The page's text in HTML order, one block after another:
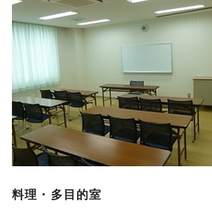
料理・多目的室